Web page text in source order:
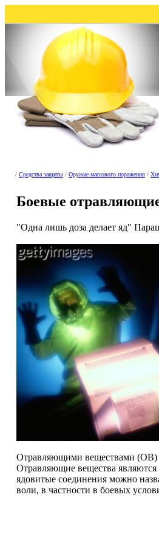
/ Средства защиты / Оружие массового поражения /
Боевые
"Одна лишь доза делает яд"
Отравляющими веществами (ОВ)
Отравляющие вещества являются
ядовитые соединения можно
воли, в частности в боевых